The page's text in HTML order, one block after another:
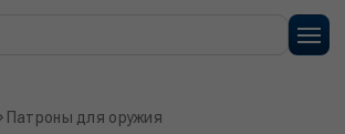
Патроны для оружия